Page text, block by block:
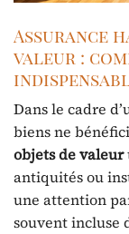
Assurance
valeur :
Dans le cadre
biens ne
objets de valeur
antiquités ou
une attention
souvent incluse